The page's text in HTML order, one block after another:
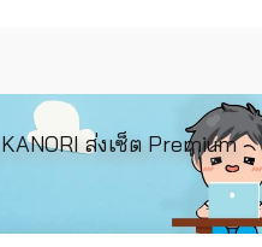
ส่งเซ็ต Premium